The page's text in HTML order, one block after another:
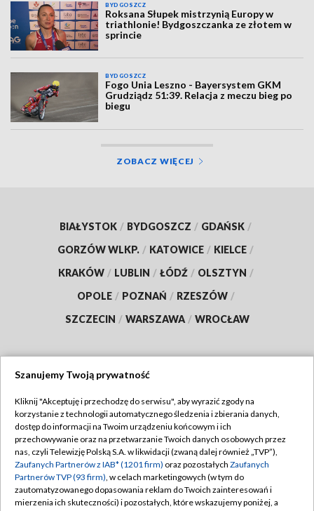
BYDGOSZCZ
Roksana Słupek mistrzynią Europy w
triathlonie! Bydgoszczanka ze złotem w
sprincie
BYDGOSZCZ
Fogo Unia Leszno - Bayersystem GKM
Grudziądz 51:39. Relacja z meczu bieg po
biegu
ZOBACZ WIĘCEJ
BIAŁYSTOK / BYDGOSZCZ / GDAŃSK /
GORZÓW WLKP. / KATOWICE / KIELCE /
KRAKÓW / LUBLIN / ŁÓDŹ / OLSZTYN /
OPOLE / POZNAŃ / RZESZÓW /
SZCZECIN / WARSZAWA / WROCŁAW
TVP
Abonament TVP
Emisja w TVP
Centrum informacji TVP
Naziemna Telewizja Cyfrowa
Regulamin TVP
Polityka prywatności
Moje zgody
Szanujemy Twoją prywatność
Kliknij "Akceptuję i przechodzę do serwisu", aby wyrazić zgody na
korzystanie z technologii automatycznego śledzenia i zbierania danych,
dostęp do informacji na Twoim urządzeniu końcowym i ich
przechowywanie oraz na przetwarzanie Twoich danych osobowych przez
nas, czyli Telewizję Polską S.A. w likwidacji (zwaną dalej również „TVP”),
Zaufanych Partnerów z IAB* (1201 firm) oraz pozostałych Zaufanych
Partnerów TVP (93 firm), w celach marketingowych (w tym do
zautomatyzowanego dopasowania reklam do Twoich zainteresowań i
mierzenia ich skuteczności) i pozostałych, które wskazujemy poniżej, a